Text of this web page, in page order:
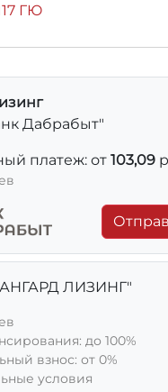
ГЮ
Дабрабыт"
платеж: от 103,09
ЛИЗИНГ"
до 100%
взнос: от 0%
условия